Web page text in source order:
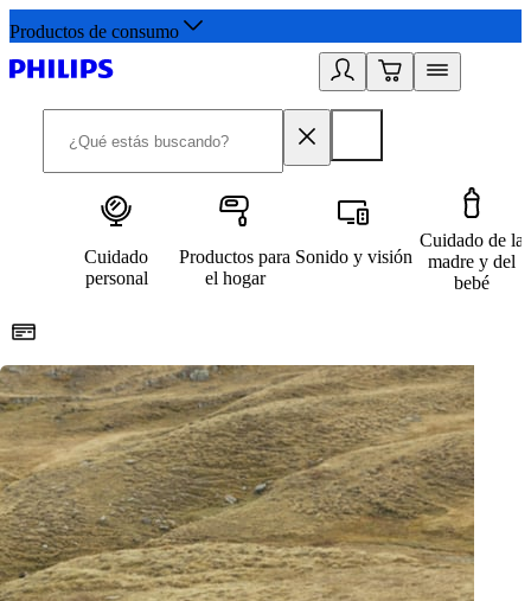
Productos de consumo
Cuidado
personal
Productos para
el hogar
Sonido y visión
Cuidado de la
madre y del
bebé
Paga con Klarna